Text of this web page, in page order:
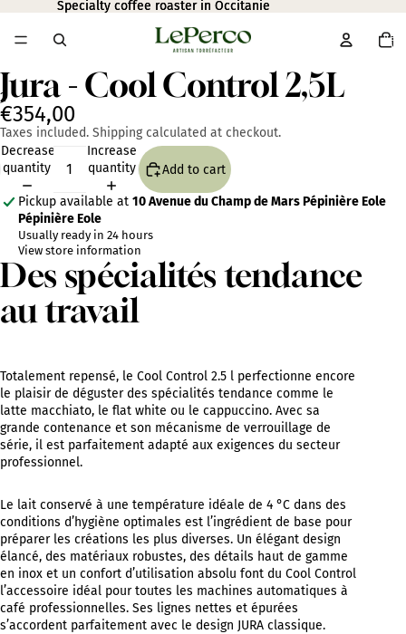
Specialty coffee roaster in Occitanie
Specialty coffee roaster in Occitanie
items
in
2
Open
image
in
screen
Open
image
in
screen
Jura - Cool Control 2,5L
€354,00
Taxes included. Shipping calculated at checkout.
Decrease
quantity
Increase
quantity
Add to cart
Pickup available at 10 Avenue du Champ de Mars Pépinière Eole
Pépinière Eole
Usually ready in 24 hours
View store information
Des spécialités tendance
au travail
Totalement repensé, le Cool Control 2.5 l perfectionne encore
le plaisir de déguster des spécialités tendance comme le
latte macchiato, le flat white ou le cappuccino. Avec sa
grande contenance et son mécanisme de verrouillage de
série, il est parfaitement adapté aux exigences du secteur
professionnel.
Le lait conservé à une température idéale de 4 °C dans des
conditions d’hygiène optimales est l’ingrédient de base pour
préparer les créations les plus diverses. Un élégant design
élancé, des matériaux robustes, des détails haut de gamme
en inox et un confort d’utilisation absolu font du Cool Control
l’accessoire idéal pour toutes les machines automatiques à
café professionnelles. Ses lignes nettes et épurées
s’accordent parfaitement avec le design JURA classique.